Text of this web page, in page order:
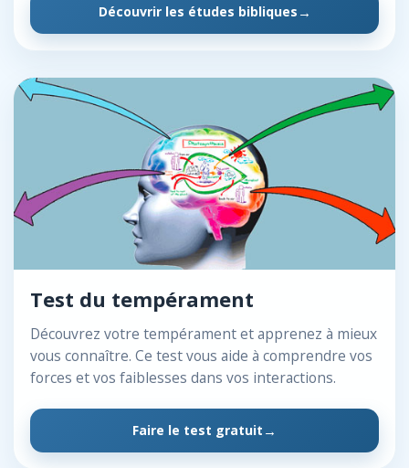
Découvrir les études bibliques
Test du tempérament
Découvrez votre tempérament et apprenez à mieux
vous connaître. Ce test vous aide à comprendre vos
forces et vos faiblesses dans vos interactions.
Faire le test gratuit